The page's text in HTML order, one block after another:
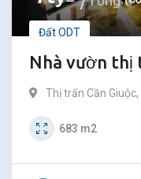
Đất ODT
Nhà vườn thị
Thị trấn Cần Giuộc,
683 m2